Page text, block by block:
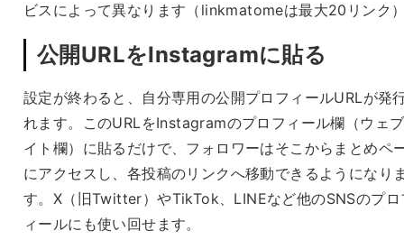
ビスによって異なります（linkmatomeは最大20リンク
公開URLをInstagramに貼る
設定が終わると、自分専用の公開プロフィールURLが発
れます。このURLをInstagramのプロフィール欄（ウェ
イト欄）に貼るだけで、フォロワーはそこからまとめペ
にアクセスし、各投稿のリンクへ移動できるようになり
す。X（旧Twitter）やTikTok、LINEなど他のSNSのプロ
ィールにも使い回せます。